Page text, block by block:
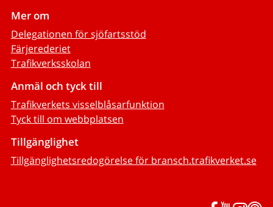
Mer om
Delegationen för sjöfartsstöd
Färjerederiet
Trafikverksskolan
Anmäl och tyck till
Trafikverkets visselblåsarfunktion
Tyck till om webbplatsen
Tillgänglighet
Tillgänglighetsredogörelse för bransch.trafikverket.se